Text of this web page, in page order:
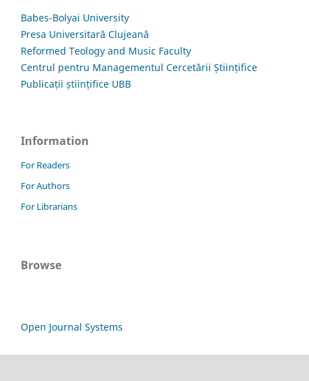
Babes-Bolyai University
Presa Universitară Clujeană
Reformed Teology and Music Faculty
Centrul pentru Managementul Cercetării Științifice
Publicații științifice UBB
Information
For Readers
For Authors
For Librarians
Browse
Open Journal Systems